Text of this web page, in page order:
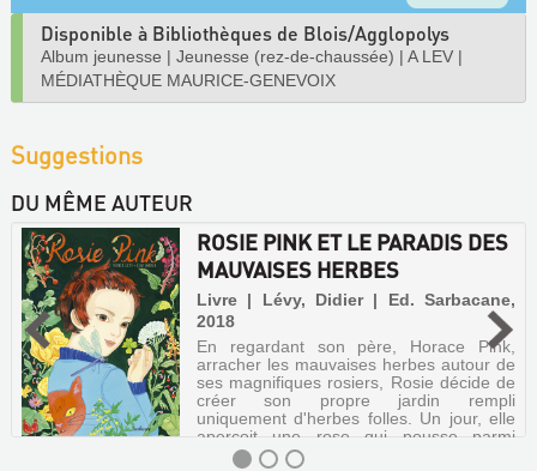
Disponible à Bibliothèques de Blois/Agglopolys
Album jeunesse | Jeunesse (rez-de-chaussée) | A LEV |
MÉDIATHÈQUE MAURICE-GENEVOIX
Suggestions
DU MÊME AUTEUR
ROSIE PINK ET LE PARADIS DES
MAUVAISES HERBES
Livre | Lévy, Didier | Ed. Sarbacane,
2018
En regardant son père, Horace Pink,
arracher les mauvaises herbes autour de
ses magnifiques rosiers, Rosie décide de
créer son propre jardin rempli
uniquement d'herbes folles. Un jour, elle
aperçoit une rose qui pousse parmi
elles...